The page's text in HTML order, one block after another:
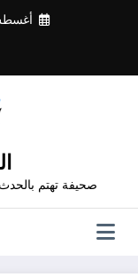
أغسطس
صحيفة تهتم